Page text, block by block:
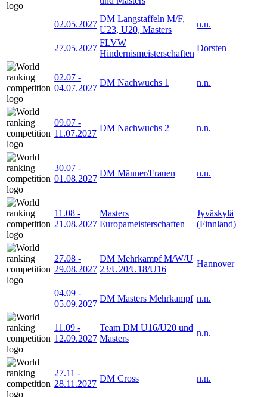
02.05.2027
DM Langstaffeln M/F,
U23, U20, Masters
n.n.
27.05.2027
FLVW
Hindernismeisterschaften
Dorsten
02.07 -
04.07.2027
DM Nachwuchs 1 n.n.
09.07 -
11.07.2027
DM Nachwuchs 2 n.n.
30.07 -
01.08.2027
DM Männer/Frauen n.n.
11.08 -
21.08.2027
Masters
Europameisterschaften
Jyväskylä
(Finnland)
27.08 -
29.08.2027
DM Mehrkampf M/W/U
23/U20/U18/U16
Hannover
04.09 -
05.09.2027
DM Masters Mehrkampf n.n.
11.09 -
12.09.2027
Team DM U16/U20 und
Masters
n.n.
27.11 -
28.11.2027
DM Cross n.n.